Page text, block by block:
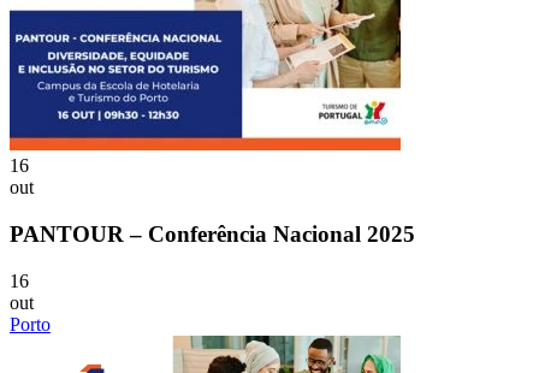
16
out
PANTOUR – Conferência Nacional 2025
16
out
Porto